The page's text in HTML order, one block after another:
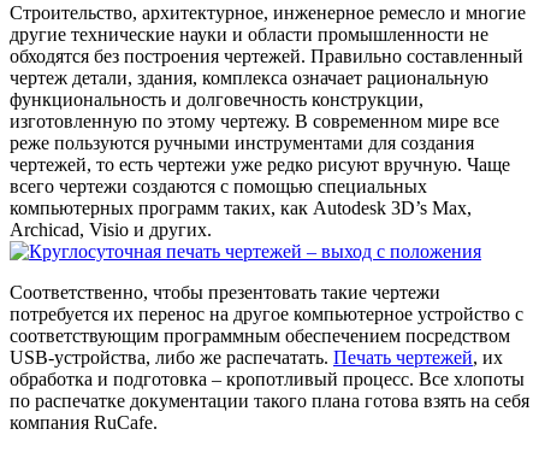
Строительство, архитектурное, инженерное ремесло и многие
другие технические науки и области промышленности не
обходятся без построения чертежей. Правильно составленный
чертеж детали, здания, комплекса означает рациональную
функциональность и долговечность конструкции,
изготовленную по этому чертежу. В современном мире все
реже пользуются ручными инструментами для создания
чертежей, то есть чертежи уже редко рисуют вручную. Чаще
всего чертежи создаются с помощью специальных
компьютерных программ таких, как Autodesk 3D’s Max,
Archicad, Visio и других.
Соответственно, чтобы презентовать такие чертежи
потребуется их перенос на другое компьютерное устройство с
соответствующим программным обеспечением посредством
USB-устройства, либо же распечатать. Печать чертежей, их
обработка и подготовка – кропотливый процесс. Все хлопоты
по распечатке документации такого плана готова взять на себя
компания RuCafe.